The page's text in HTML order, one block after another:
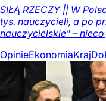
SIŁĄ RZECZY || W
tys. nauczycieli, a po
nauczycielskie" –
OpinieEkonomiaKraj